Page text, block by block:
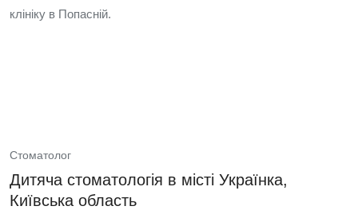
клініку в Попасній.
Стоматолог
Дитяча стоматологія в місті Українка,
Київська область